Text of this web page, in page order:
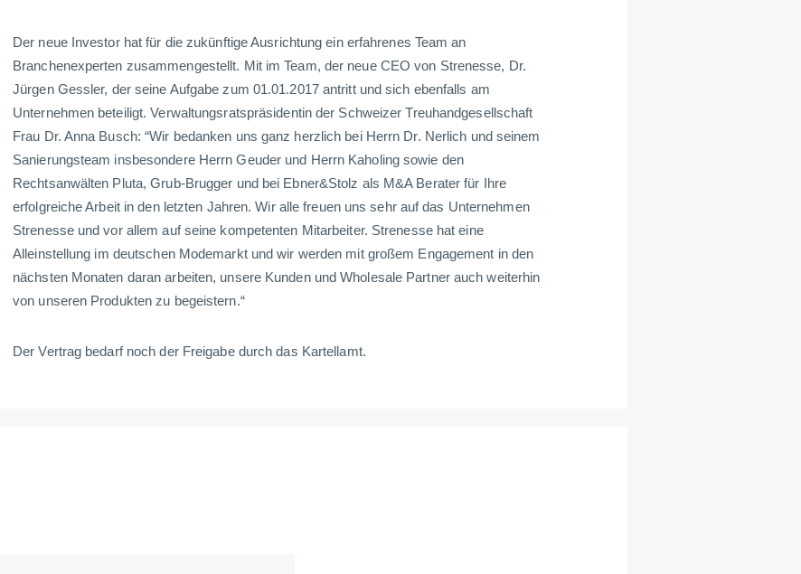
Der neue Investor hat für die zukünftige Ausrichtung ein erfahrenes Team an
Branchenexperten zusammengestellt. Mit im Team, der neue CEO von Strenesse, Dr.
Jürgen Gessler, der seine Aufgabe zum 01.01.2017 antritt und sich ebenfalls am
Unternehmen beteiligt. Verwaltungsratspräsidentin der Schweizer Treuhandgesellschaft
Frau Dr. Anna Busch: “Wir bedanken uns ganz herzlich bei Herrn Dr. Nerlich und seinem
Sanierungsteam insbesondere Herrn Geuder und Herrn Kaholing sowie den
Rechtsanwälten Pluta, Grub-Brugger und bei Ebner&Stolz als M&A Berater für Ihre
erfolgreiche Arbeit in den letzten Jahren. Wir alle freuen uns sehr auf das Unternehmen
Strenesse und vor allem auf seine kompetenten Mitarbeiter. Strenesse hat eine
Alleinstellung im deutschen Modemarkt und wir werden mit großem Engagement in den
nächsten Monaten daran arbeiten, unsere Kunden und Wholesale Partner auch weiterhin
von unseren Produkten zu begeistern.“
Der Vertrag bedarf noch der Freigabe durch das Kartellamt.